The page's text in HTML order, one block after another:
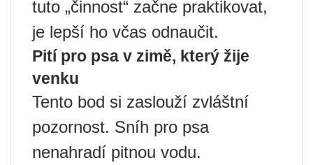
tuto „činnost“ začne praktikovat,
je lepší ho včas odnaučit.
Pití pro psa v zimě, který žije
venku
Tento bod si zaslouží zvláštní
pozornost. Sníh pro psa
nenahradí pitnou vodu.